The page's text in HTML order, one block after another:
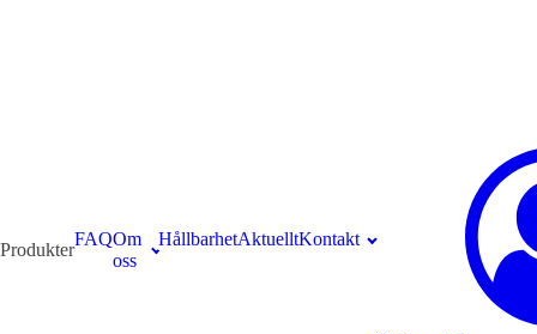
Produkter
FAQOm
oss
HållbarhetAktuelltKontakt